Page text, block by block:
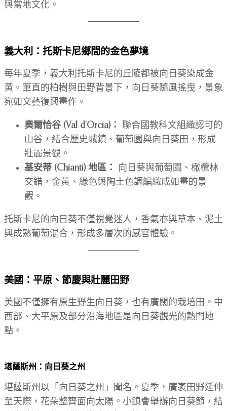
與當地文化。
義大利：托斯卡尼鄉間的金色夢境
每年夏季，義大利托斯卡尼的丘陵都被向日葵染成金
黃。筆直的柏樹與田野背景下，向日葵隨風搖曳，景象
宛如文藝復興畫作。
奧爾恰谷 (Val d’Orcia)：
聯合國教科文組織認可的
山谷，結合歷史城鎮、葡萄園與向日葵田，形成
壯麗景觀。
基安蒂 (Chianti) 地區：
向日葵與葡萄園、橄欖林
交錯，金黃、綠色與陶土色調編織成如畫的景
觀。
托斯卡尼的向日葵不僅視覺迷人，香氣亦與草本、泥土
與成熟葡萄混合，形成多層次的感官體驗。
美國：平原、節慶與壯麗田野
美國不僅擁有原生野生向日葵，也有廣闊的栽培田。中
西部、大平原及部分沿海地區是向日葵觀光的熱門地
點。
堪薩斯州：向日葵之州
堪薩斯州以「向日葵之州」聞名。夏季，廣袤田野延伸
至天際，花朵整齊面向太陽。小鎮會舉辦向日葵節，結